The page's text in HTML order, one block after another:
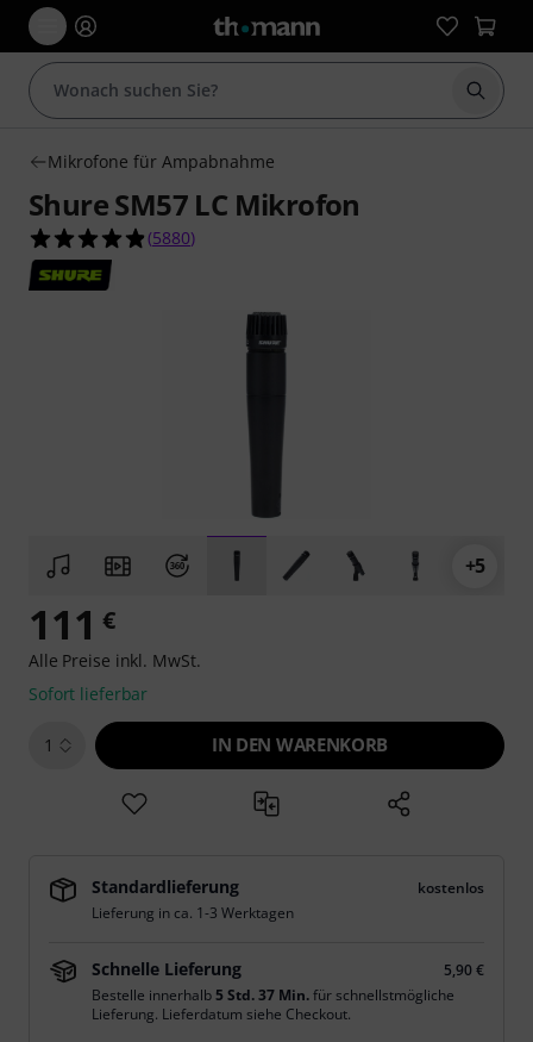
Suche
Mikrofone für Ampabnahme
Shure SM57 LC Mikrofon
4.8 von 5 Sternen aus 5880
(5880)
+5
111 €
Alle Preise inkl. MwSt.
Sofort lieferbar
1 IN DEN WARENKORB
Standardlieferung
kostenlos
Lieferung in ca. 1-3 Werktagen
Schnelle Lieferung
5,90 €
Bestelle innerhalb5 Std. 37 Min.für schnellstmögliche
Lieferung. Lieferdatum siehe Checkout.